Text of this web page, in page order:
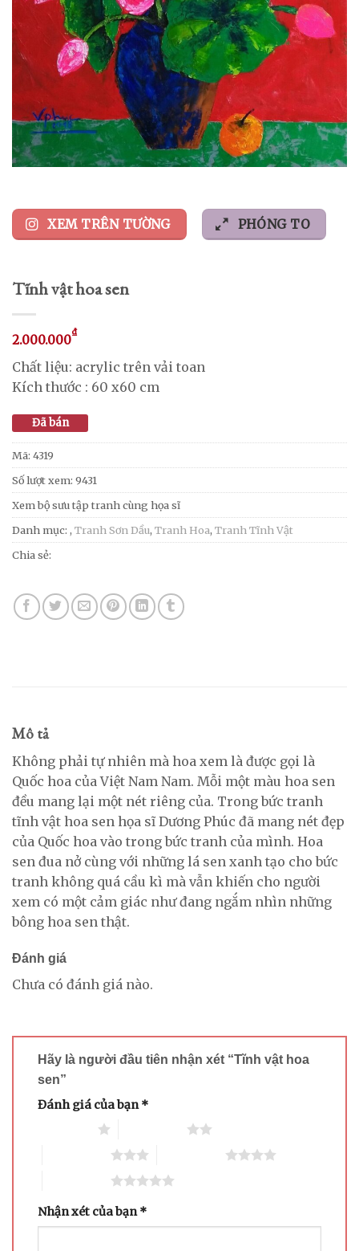
XEM TRÊN TƯỜNG PHÓNG TO
Tĩnh vật hoa sen
2.000.000₫
Chất liệu: acrylic trên vải toan
Kích thước : 60 x60 cm
Đã bán
Mã: 4319
Số lượt xem: 9431
Xem bộ sưu tập tranh cùng họa sĩ
Danh mục: , Tranh Sơn Dầu, Tranh Hoa, Tranh Tĩnh Vật
Chia sẻ:
Mô tả
Không phải tự nhiên mà hoa xem là được gọi là
Quốc hoa của Việt Nam Nam. Mỗi một màu hoa sen
đều mang lại một nét riêng của. Trong bức tranh
tĩnh vật hoa sen họa sĩ Dương Phúc đã mang nét đẹp
của Quốc hoa vào trong bức tranh của mình. Hoa
sen đua nở cùng với những lá sen xanh tạo cho bức
tranh không quá cầu kì mà vẫn khiến cho người
xem có một cảm giác như đang ngắm nhìn những
bông hoa sen thật.
Đánh giá
Chưa có đánh giá nào.
Hãy là người đầu tiên nhận xét “Tĩnh vật hoa
sen”
Đánh giá của bạn*
Nhận xét của bạn*